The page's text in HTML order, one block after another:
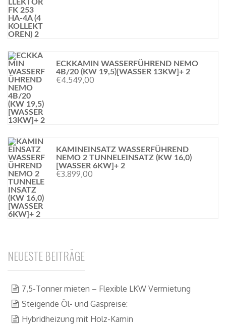
ECKKAMIN WASSERFÜHREND NEMO
4B/20 (KW 19,5)[WASSER 13KW]+ 2
€4.549,00
KAMINEINSATZ WASSERFÜHREND
NEMO 2 TUNNELEINSATZ (KW 16,0)
[WASSER 6KW]+ 2
€3.899,00
NEUESTE BEITRÄGE
7,5-Tonner mieten – Flexible LKW Vermietung
Steigende Öl- und Gaspreise:
Hybridheizung mit Holz-Kamin